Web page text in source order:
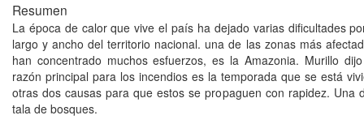
Resumen
La época de calor que vive el país ha dejado varias dificultades
largo y ancho del territorio nacional. una de las zonas más
han concentrado muchos esfuerzos, es la Amazonia. Murillo
razón principal para los incendios es la temporada que se está
otras dos causas para que estos se propaguen con rapidez. Una
tala de bosques.